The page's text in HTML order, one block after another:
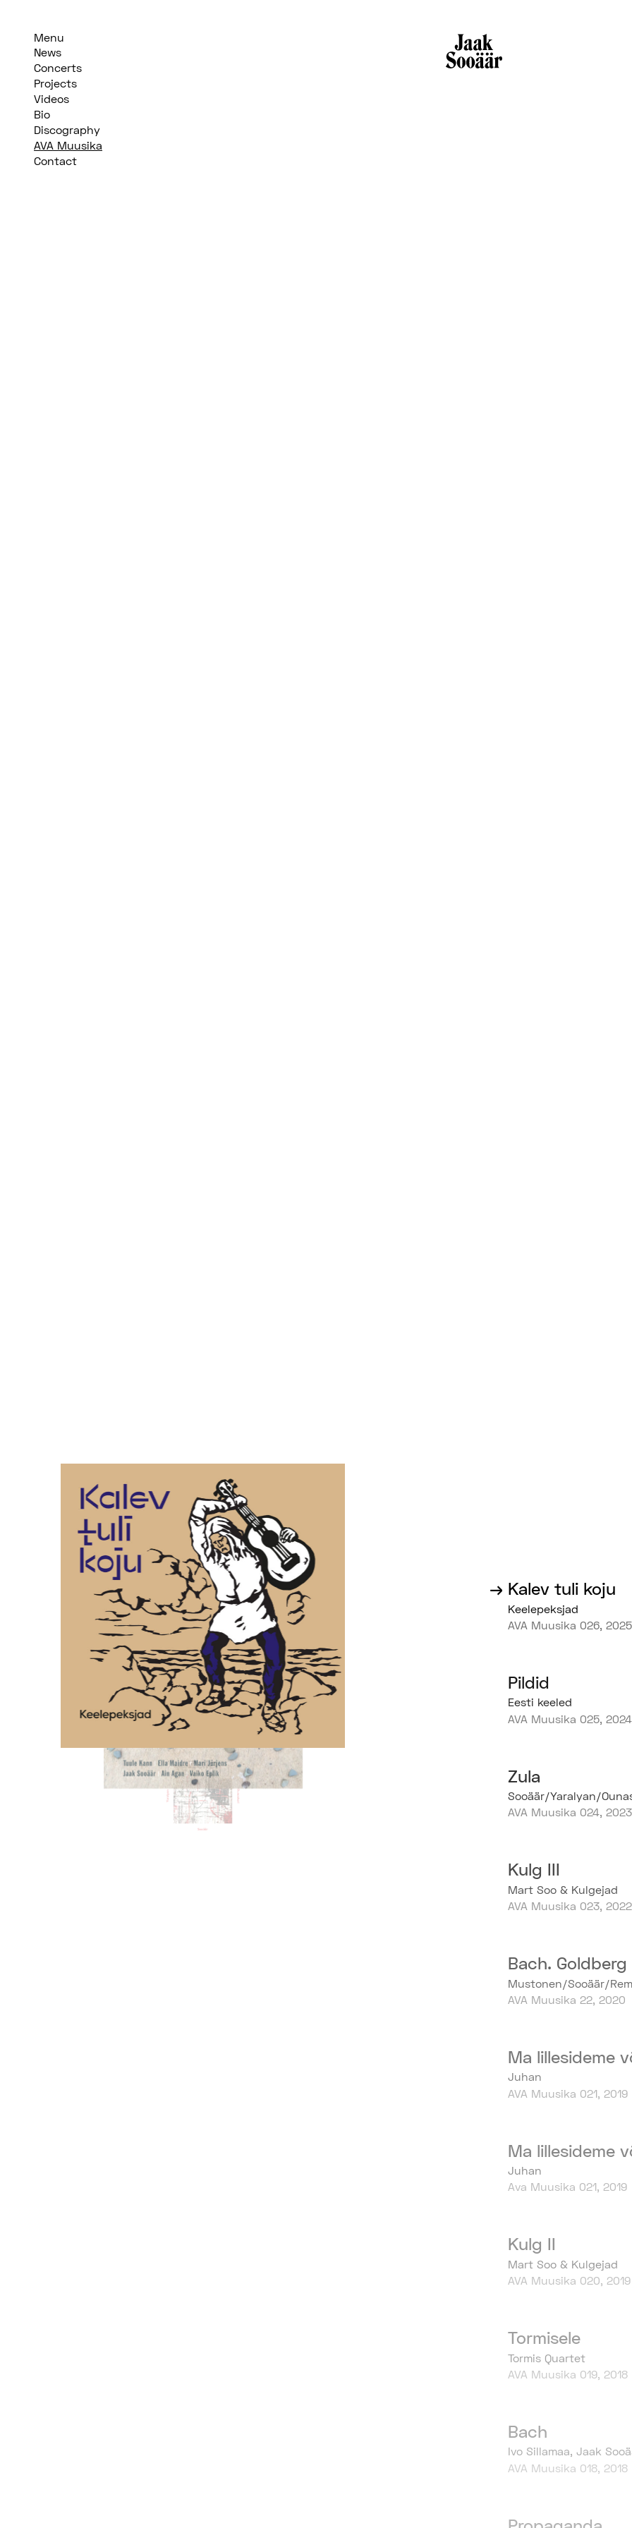
Menu
News
Concerts
Projects
Videos
Bio
Discography
AVA Muusika
Contact
Bach
Ivo Sillamaa, Jaak
AVA Muusika 018, 2018
Tormisele
Tormis Quartet
AVA Muusika 019, 2018
Kulg II
Mart Soo & Kulgejad
AVA Muusika 020, 2019
Ma lillesideme
Juhan
Ava Muusika 021, 2019
Ma lillesideme
Juhan
AVA Muusika 021, 2019
Bach. Goldberg
Mustonen/Sooäär/
AVA Muusika 22, 2020
Kulg III
Mart Soo & Kulgejad
AVA Muusika 023, 2022
Zula
Sooäär/Yaralyan/
AVA Muusika 024, 2023
Pildid
Eesti keeled
AVA Muusika 025, 2024
→ Kalev tuli koju
Keelepeksjad
AVA Muusika 026, 2025